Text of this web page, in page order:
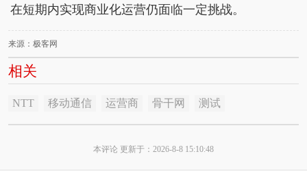
在短期内实现商业化运营仍面临一定挑战。
来源：极客网
相关
NTT 移动通信 运营商 骨干网 测试
本评论 更新于：2026-8-8 15:10:48